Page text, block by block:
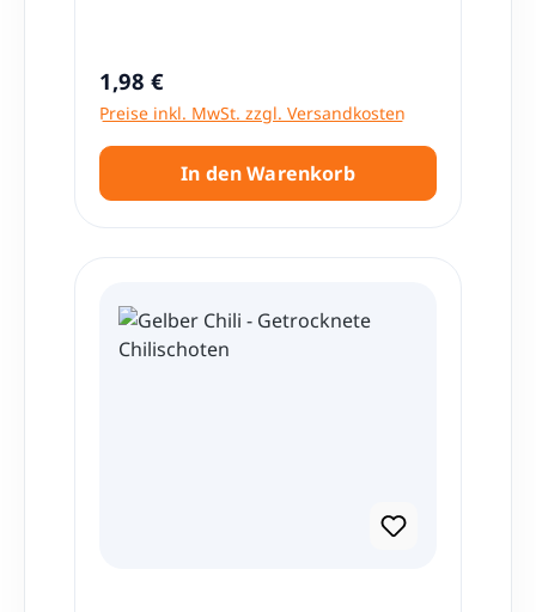
Regulärer Preis:
1,98 €
Preise inkl. MwSt. zzgl. Versandkosten
In den Warenkorb